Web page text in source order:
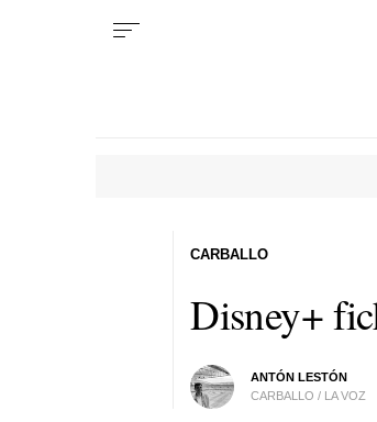
Disney+
ANTÓN LESTÓN
CARBALLO / LA VOZ
CARBALLO